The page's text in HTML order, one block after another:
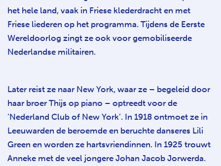
het hele land, vaak in Friese klederdracht en met
Friese liederen op het programma. Tijdens de Eerste
Wereldoorlog zingt ze ook voor gemobiliseerde
Nederlandse militairen.
Later reist ze naar New York, waar ze – begeleid door
haar broer Thijs op piano – optreedt voor de
‘Nederland Club of New York’. In 1918 ontmoet ze in
Leeuwarden de beroemde en beruchte danseres Lili
Green en worden ze hartsvriendinnen. In 1925 trouwt
Anneke met de veel jongere Johan Jacob Jorwerda.